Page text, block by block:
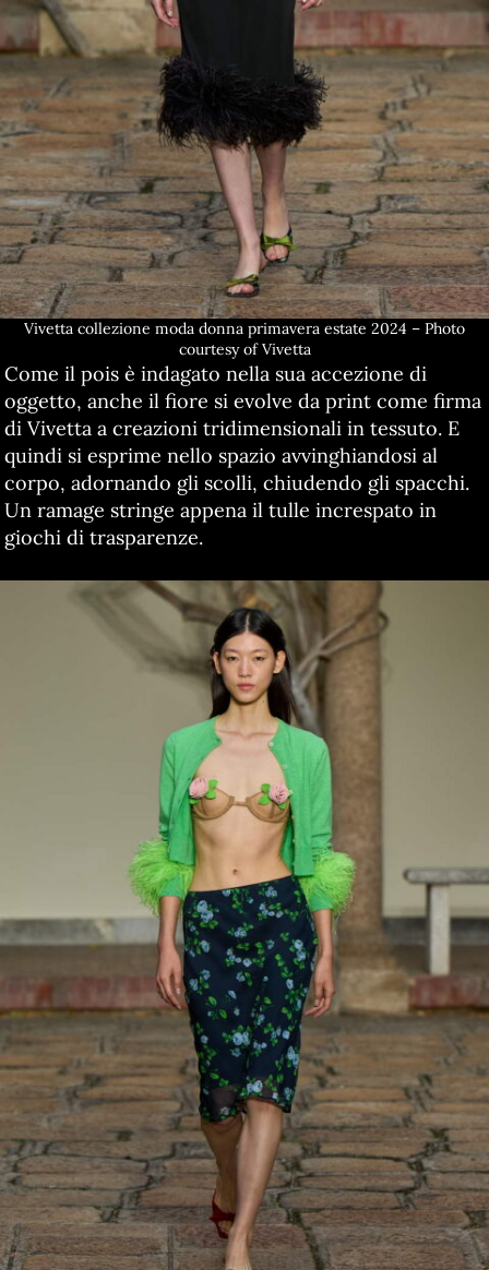
Vivetta collezione moda donna primavera estate 2024 – Photo
courtesy of Vivetta
Come il pois è indagato nella sua accezione di
oggetto, anche il fiore si evolve da print come firma
di Vivetta a creazioni tridimensionali in tessuto. E
quindi si esprime nello spazio avvinghiandosi al
corpo, adornando gli scolli, chiudendo gli spacchi.
Un ramage stringe appena il tulle increspato in
giochi di trasparenze.